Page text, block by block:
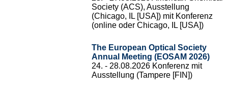
Society (ACS), Ausstellung
(Chicago, IL [USA]) mit Konferenz
(online oder Chicago, IL [USA])
The European Optical Society
Annual Meeting (EOSAM 2026)
24. - 28.08.2026 Konferenz mit
Ausstellung (Tampere [FIN])